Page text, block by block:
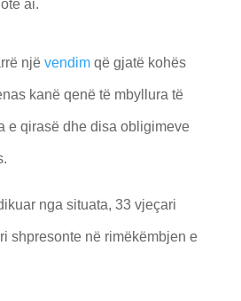
ai.
një vendimqë gjatë kohës
kanë qenë të mbyllura të
e qirasë dhe disa obligimeve
nga situata, 33 vjeçari
shpresonte në rimëkëmbjen e